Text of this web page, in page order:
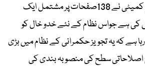
سربراہی میں بننے والی کمیٹی نے 138صفحات پر مشتمل ایک
کی ہے جواس نظام کے نئے خدو خال کو
ہے کہ یہ تجویز حکمرانی کے نظام میں بڑی
اصلاحاتی سطح کی منصوبہ بندی کی